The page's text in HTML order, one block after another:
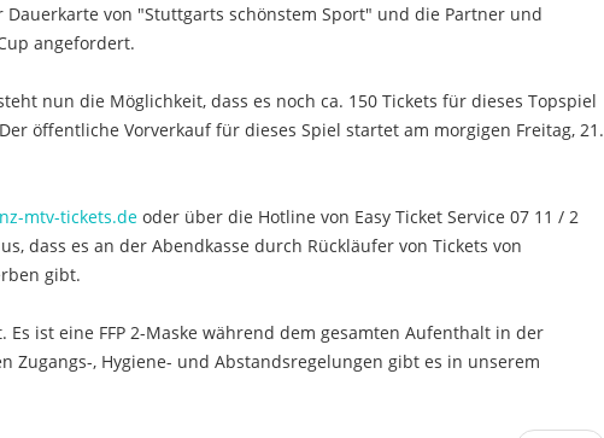
von "Stuttgarts schönstem Sport" und die Partner und
angefordert.
nun die Möglichkeit, dass es noch ca. 150 Tickets für dieses Topspiel
öffentliche Vorverkauf für dieses Spiel startet am morgigen Freitag, 21.
mtv-tickets.de oder über die Hotline von Easy Ticket Service 07 11 / 2
dass es an der Abendkasse durch Rückläufer von Tickets von
gibt.
ist eine FFP 2-Maske während dem gesamten Aufenthalt in der
Zugangs-, Hygiene- und Abstandsregelungen gibt es in unserem